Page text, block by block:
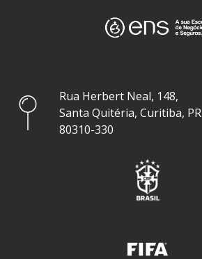
Rua Herbert Neal, 148,
Santa Quitéria, Curitiba, PR
80310-330